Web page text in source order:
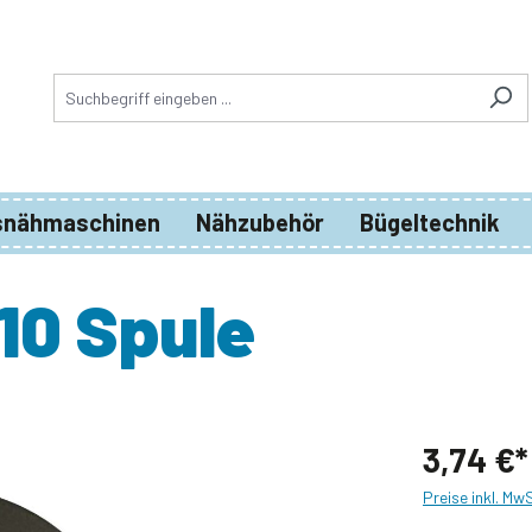
Nähzubehör Bügeltechnik
Spule
3,74 €*
Preise inkl.